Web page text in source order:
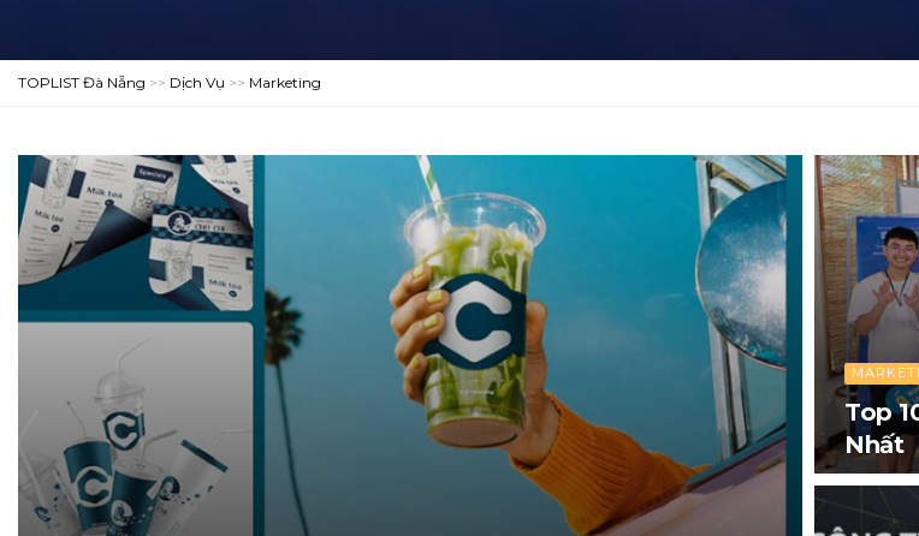
TOPLIST Đà Nẵng >> Dịch Vụ >> Marketing
Top
Nhất